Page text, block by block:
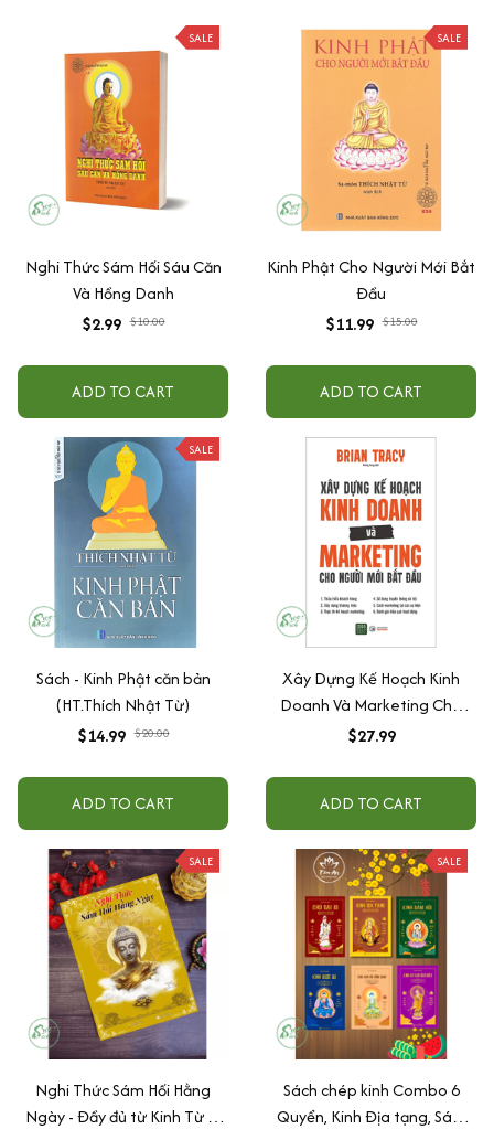
SALE
Nghi Thức Sám Hối Sáu Căn
Và Hồng Danh
$2.99 $10.00
ADD TO CART
SALE
Kinh Phật Cho Người Mới Bắt
Đầu
$11.99 $15.00
ADD TO CART
SALE
Sách - Kinh Phật căn bản
(HT.Thích Nhật Từ)
$14.99 $20.00
ADD TO CART
Xây Dựng Kế Hoạch Kinh
Doanh Và Marketing Cho
Người Mới Bắt Đầu
$27.99
ADD TO CART
SALE
Nghi Thức Sám Hối Hằng
Ngày - Đầy đủ từ Kinh Từ Bi
SALE
Sách chép kinh Combo 6
Quyển, Kinh Địa tạng, Sám